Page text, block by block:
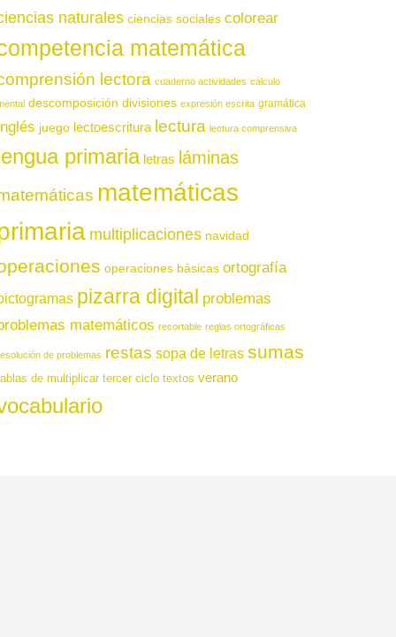
naturales ciencias sociales colorear
matemática
lectora cuaderno actividades cálculo
descomposición divisiones expresión escrita gramática
juego lectoescritura lectura lectura comprensiva
primaria letras láminas
matemáticas
multiplicaciones navidad
operaciones básicas ortografía
pizarra digital problemas
matemáticos recortable reglas ortográficas
de problemas restas sopa de letras sumas
de multiplicar tercer ciclo textos verano